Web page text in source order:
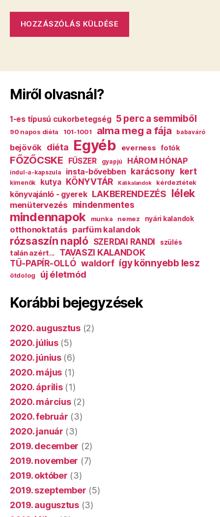
Miről olvasnál?
1-es típusú cukorbetegség 5 perc a semmiből
90 napos diéta 101-1001 alma meg a fája babaváró
bejövők diéta Egyéb everness fotók
FŐZŐCSKE FŰSZER gyapjú HÁROM HÓNAP
indul-a-kapszula insta-bővebben karácsony kert
kimenők kutya KÖNYVTÁR Káli kalandok kérdeztétek
könyvajánló - gyerek LAKBERENDEZÉS lélek
menütervezés mindenmentes
mindennapok munka nemez nyári kalandok
otthonoktatás parfüm kalandok
rózsaszín napló SZERDAI RANDI szülés
talán azért...
TAVASZI KALANDOK
TŰ-PAPÍR-OLLÓ waldorf így könnyebb lesz
ötdolog új életmód
Korábbi bejegyzések
2020. augusztus(2)
2020. július(5)
2020. június(6)
2020. május (1)
2020. április(1)
2020. március(2)
2020. február (3)
2020. január (3)
2019. december (2)
2019. november (7)
2019. október (3)
2019. szeptember (5)
2019. augusztus(3)